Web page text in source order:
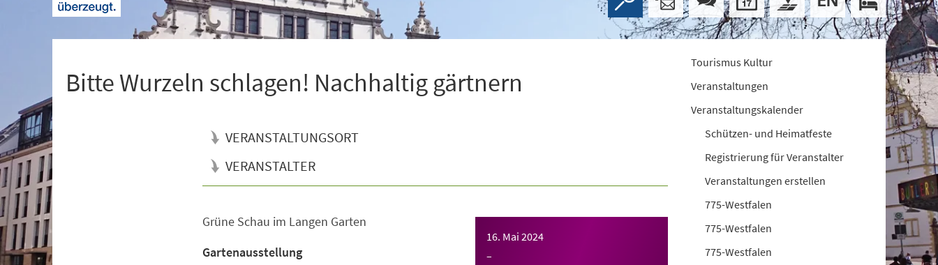
Bitte Wurzeln schlagen! Nachhaltig gärtnern
VERANSTALTUNGSORT
VERANSTALTER
16. Mai 2024
–
Grüne Schau im Langen Garten
Gartenausstellung
Tourismus Kultur
Veranstaltungen
Veranstaltungskalender
Schützen- und Heimatfeste
Registrierung für Veranstalter
Veranstaltungen erstellen
775-Westfalen
775-Westfalen
775-Westfalen